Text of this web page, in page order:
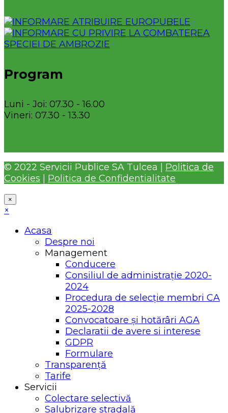
Program
Luni - Joi: 07.30 - 16.00
Vineri: 07.30 - 13.30
© 2022 Servicii Publice SA Tulcea | Politica de
Cookies
Politica de Confidentialitate
×
×
Acasa
Despre noi
Management
Conducere
Consiliul de administrație 2020-
2024
Procedura de selecție membri CA
2025-2028
Convocatoare și hotărâri AGA
Declaratii de avere si interese
GDPR
Formulare
Transparență
Tarife
Servicii
Colectare selectivă
Salubrizare stradală